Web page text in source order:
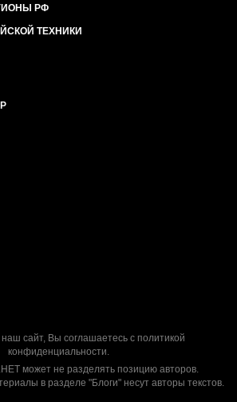
РФ
ТЕХНИКИ
сайт, Вы соглашаетесь с политикой
конфиденциальности.
может не разделять позицию авторов.
в разделе "Блоги" несут авторы текстов.